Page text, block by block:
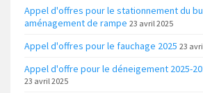
Appel d'offres pour le stationnement du
aménagement de rampe 23 avril 2025
Appel d'offres pour le fauchage 2025 23
Appel d'offre pour le déneigement 2025-
23 avril 2025